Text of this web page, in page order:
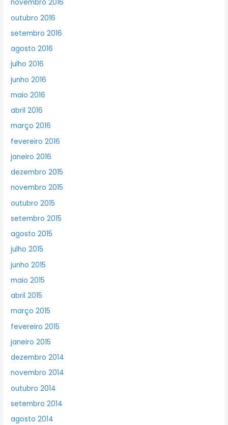
novembro 2016
outubro 2016
setembro 2016
agosto 2016
julho 2016
junho 2016
maio 2016
abril 2016
março 2016
fevereiro 2016
janeiro 2016
dezembro 2015
novembro 2015
outubro 2015
setembro 2015
agosto 2015
julho 2015
junho 2015
maio 2015
abril 2015
março 2015
fevereiro 2015
janeiro 2015
dezembro 2014
novembro 2014
outubro 2014
setembro 2014
agosto 2014